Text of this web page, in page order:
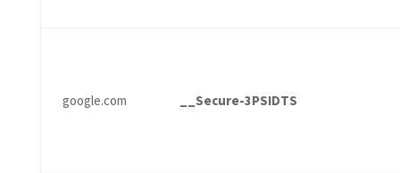
google.com __Secure-3PSIDTS